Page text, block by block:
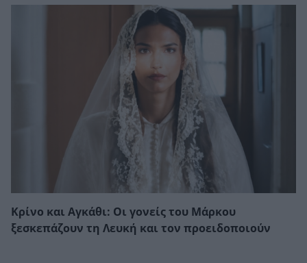
Κρίνο και Αγκάθι: Οι γονείς του Μάρκου
ξεσκεπάζουν τη Λευκή και τον προειδοποιούν